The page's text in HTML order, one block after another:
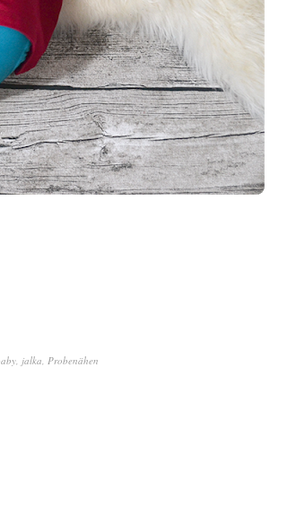
, jalka, Probenähen